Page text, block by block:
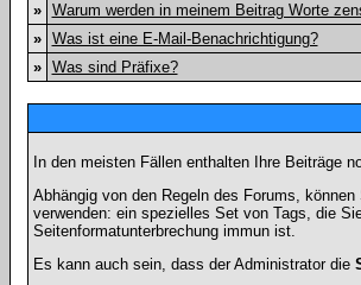
»
Warum werden in meinem Beitrag Worte
»
Was ist eine E-Mail-Benachrichtigung?
»
Was sind Präfixe?
In den meisten Fällen enthalten Ihre Beiträge
Abhängig von den Regeln des Forums,
verwenden: ein spezielles Set von Tags, die
Seitenformatunterbrechung immun ist.
Es kann auch sein, dass der Administrator die